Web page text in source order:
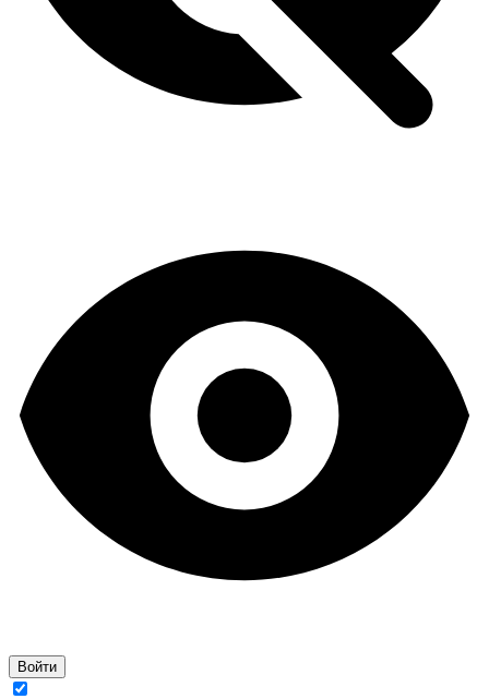
Войти